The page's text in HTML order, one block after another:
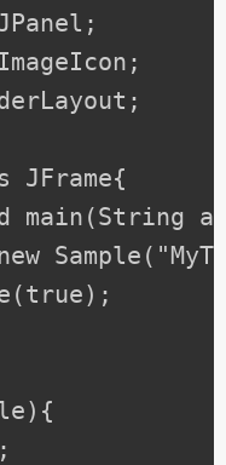
JFrame{
main(String